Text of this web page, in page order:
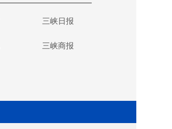
三峡日报
三峡商报